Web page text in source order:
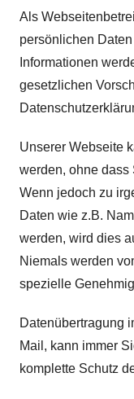
Als
persönlichen
Informationen
gesetzlichen
Unserer Webseite
werden, ohne dass
Wenn jedoch zu
Daten wie z.B.
werden, wird dies
Niemals werden
spezielle
Datenübertragung
Mail, kann immer
komplette Schutz